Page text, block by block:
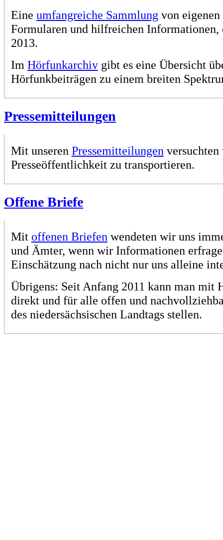
Eine umfangreiche Sammlung von
Formularen und hilfreichen Informationen,
2013.
Im Hörfunkarchivgibt es eine Übersicht
Hörfunkbeiträgen zu einem breiten
Pressemitteilungen
Mit unseren Pressemitteilungen
Presseöffentlichkeit zu transportieren.
Offene Briefe
Mit offenen Briefen wendeten wir uns
und Ämter, wenn wir Informationen
Einschätzung nach nicht nur uns alleine
Übrigens: Seit Anfang 2011 kann man mit
direkt und für alle offen und
des niedersächsischen Landtags stellen.